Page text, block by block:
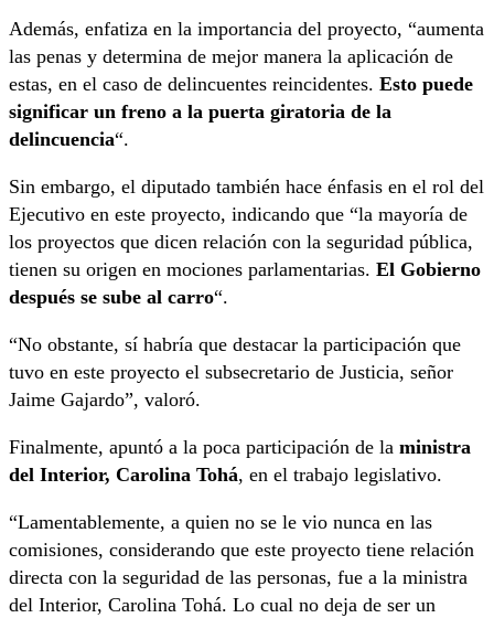
Además, enfatiza en la importancia del proyecto, “aumenta
las penas y determina de mejor manera la aplicación de
estas, en el caso de delincuentes reincidentes. Esto puede
significar un freno a la puerta giratoria de la
delincuencia“.
Sin embargo, el diputado también hace énfasis en el rol del
Ejecutivo en este proyecto, indicando que “la mayoría de
los proyectos que dicen relación con la seguridad pública,
tienen su origen en mociones parlamentarias. El Gobierno
después se sube al carro“.
“No obstante, sí habría que destacar la participación que
tuvo en este proyecto el subsecretario de Justicia, señor
Jaime Gajardo”, valoró.
Finalmente, apuntó a la poca participación de la ministra
del Interior, Carolina Tohá, en el trabajo legislativo.
“Lamentablemente, a quien no se le vio nunca en las
comisiones, considerando que este proyecto tiene relación
directa con la seguridad de las personas, fue a la ministra
del Interior, Carolina Tohá. Lo cual no deja de ser un